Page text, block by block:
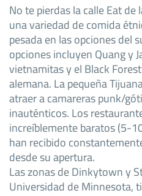
No te pierdas la calle Eat
una variedad de comida
pesada en las opciones del
opciones incluyen Quang y
vietnamitas y el Black
alemana. La pequeña
atraer a camareras punk/
inauténticos. Los
increíblemente baratos (5-
han recibido
desde su apertura.
Las zonas de Dinkytown y
Universidad de Minnesota,